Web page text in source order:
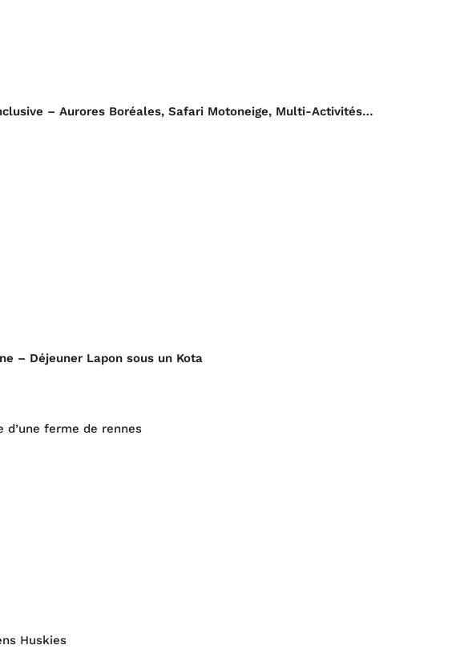
– Aurores Boréales, Safari Motoneige, Multi-Activités…
– Déjeuner Lapon sous un Kota
d’une ferme de rennes
Huskies